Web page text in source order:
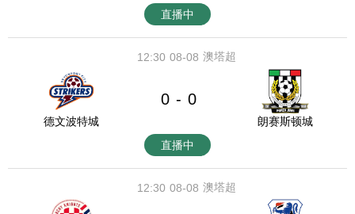
直播中
08-08
12:30 澳塔超
德文波特城
0 - 0
朗赛斯顿城
直播中
08-08
12:30 澳塔超